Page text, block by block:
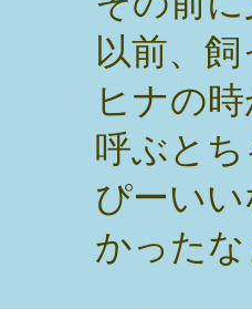
以前、
ヒナの時
呼ぶと
ぴーい
かった